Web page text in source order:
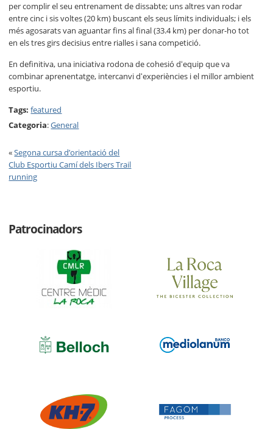
per complir el seu entrenament de dissabte; uns altres van rodar
entre cinc i sis voltes (20 km) buscant els seus límits individuals; i els
més agosarats van aguantar fins al final (33.4 km) per donar-ho tot
en els tres girs decisius entre rialles i sana competició.
En definitiva, una iniciativa rodona de cohesió dʻequip que va
combinar aprenentatge, intercanvi dʻexperiències i el millor ambient
esportiu.
Tags:featured
Categoria:General
«Segona cursa d’orientació del
Club Esportiu Camí dels Ibers Trail
running
Patrocinadors